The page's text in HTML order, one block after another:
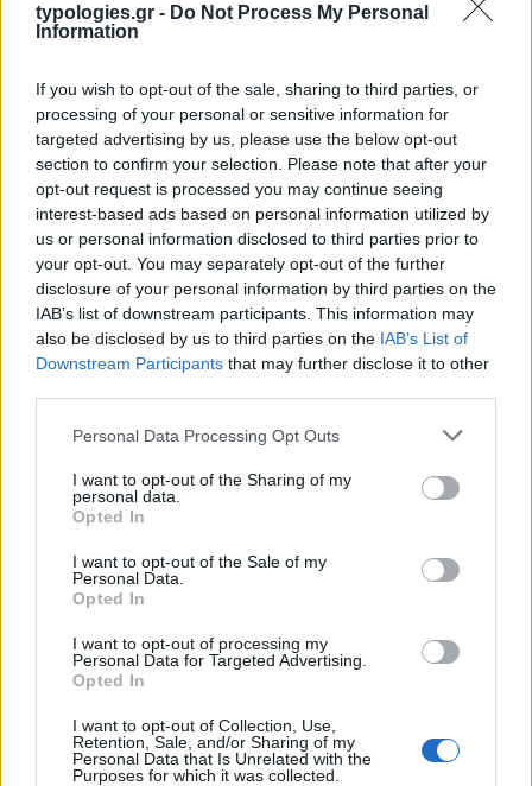
typologies.gr - Do Not Process My Personal
Information
If you wish to opt-out of the sale, sharing to third parties, or
processing of your personal or sensitive information for
targeted advertising by us, please use the below opt-out
section to confirm your selection. Please note that after your
opt-out request is processed you may continue seeing
interest-based ads based on personal information utilized by
us or personal information disclosed to third parties prior to
your opt-out. You may separately opt-out of the further
disclosure of your personal information by third parties on the
IAB’s list of downstream participants. This information may
also be disclosed by us to third parties on the IAB’s List of
Downstream Participants that may further disclose it to other
Please note that this website/app uses one or more Google
not limited to your visit or usage behaviour. You may click to
grant or deny consent to Google and its third-party tags to
use your data for below specified purposes in below Google
consent section.
Personal Data Processing Opt Outs
I want to opt-out of the Sharing of my
personal data.
Opted In
I want to opt-out of the Sale of my
Personal Data.
Opted In
I want to opt-out of processing my
Personal Data for Targeted Advertising.
Opted In
I want to opt-out of Collection, Use,
Retention, Sale, and/or Sharing of my
Personal Data that Is Unrelated with the
Purposes for which it was collected.